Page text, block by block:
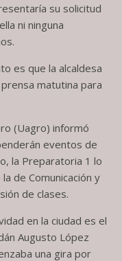
su solicitud
ni ninguna
es que la alcaldesa
matutina para
(Uagro) informó
eventos de
la Preparatoria 1 lo
de Comunicación y
de clases.
en la ciudad es el
Augusto López
una gira por